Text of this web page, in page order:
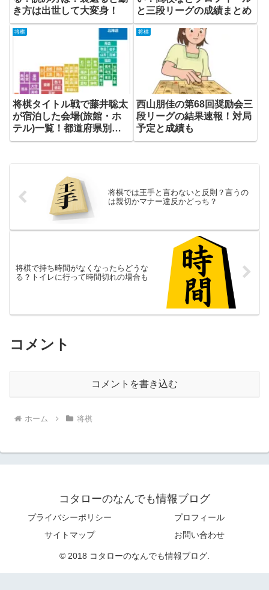
き方は出世して大変身！
と三段リーグの成績まとめ
将棋
将棋タイトル戦で藤井聡太
が宿泊した会場(旅館・ホ
テル)一覧！都道府県別ま
とめ
将棋
西山朋佳の第68回奨励会三
段リーグの結果速報！対局
予定と成績も
将棋では王手と言わないと反則？言うの
は親切かマナー違反かどっち？
将棋で持ち時間がなくなったらどうな
る？トイレに行って時間切れの場合も
コメント
コメントを書き込む
ホーム 将棋
コタローのなんでも情報ブログ
プライバシーポリシー
プロフィール
サイトマップ
お問い合わせ
© 2018 コタローのなんでも情報ブログ.